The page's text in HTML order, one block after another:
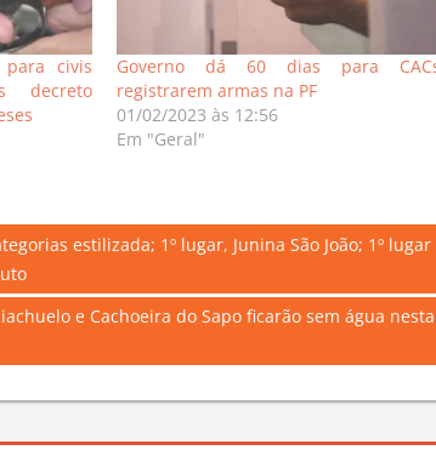
civis
decreto
Governo dá 60 dias para
registrarem armas na PF
01/02/2023 às 12:56
Em "Geral"
estilizada; 1º lugar, Junina São João; 1º lugar
e Cachoeira do Sapo ficarão sem água nesta